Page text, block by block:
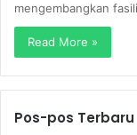
mengembangkan
Read More »
Pos-pos Terbaru